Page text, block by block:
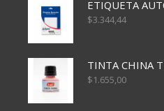
$3.344,44
TINTA CHINA
$1.655,00